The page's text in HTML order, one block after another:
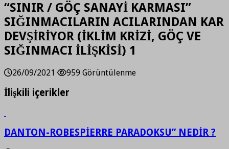
“SINIR / GÖÇ SANAYİ KARMASI”
SIĞINMACILARIN ACILARINDAN KAR
DEVŞİRİYOR (İKLİM KRİZİ, GÖÇ VE
SIĞINMACI İLİŞKİSİ) 1
26/09/2021 959 Görüntülenme
İlişkili içerikler
DANTON-ROBESPİERRE PARADOKSU” NEDİR ?